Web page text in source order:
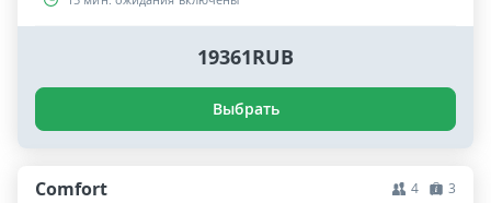
19361RUB
Выбрать
Comfort 4 3